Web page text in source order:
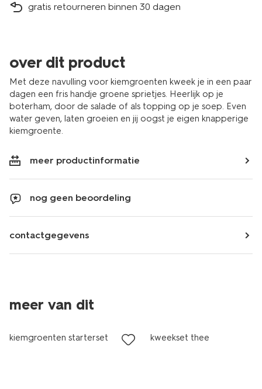
gratis retourneren binnen 30 dagen
over dit product
Met deze navulling voor kiemgroenten kweek je in een paar
dagen een fris handje groene sprietjes. Heerlijk op je
boterham, door de salade of als topping op je soep. Even
water geven, laten groeien en jij oogst je eigen knapperige
kiemgroente.
meer productinformatie
nog geen beoordeling
contactgegevens
meer van dit
laag geprijsd
kiemgroenten starterset kweekset thee